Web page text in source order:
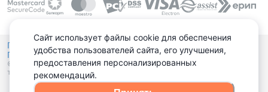
Политика конфиденциальности,
Политика обработки файлов кукииВыбор настроек Cookies
© 2015 - 2026, Domovita.by. Копирование материалов допускается
только при наличии активной ссылки.
Сайт использует файлы cookie для обеспечения
удобства пользователей сайта, его улучшения,
предоставления персонализированных
рекомендаций.